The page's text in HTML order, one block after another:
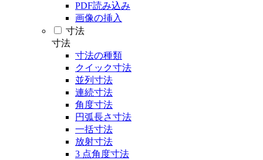
PDF読み込み
画像の挿入
寸法
寸法
寸法の種類
クイック寸法
並列寸法
連続寸法
角度寸法
円弧長さ寸法
一括寸法
放射寸法
3 点角度寸法